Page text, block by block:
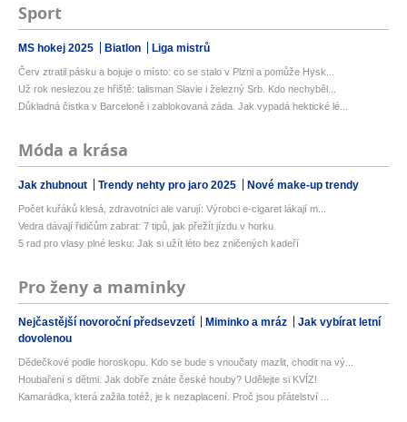
Sport
MS hokej 2025 Biatlon Liga mistrů
Červ ztratil pásku a bojuje o místo: co se stalo v Plzni a pomůže Hysk...
Už rok neslezou ze hřiště: talisman Slavie i železný Srb. Kdo nechyběl...
Důkladná čistka v Barceloně i zablokovaná záda. Jak vypadá hektické lé...
Móda a krása
Jak zhubnout Trendy nehty pro jaro 2025 Nové make-up trendy
Počet kuřáků klesá, zdravotníci ale varují: Výrobci e-cigaret lákají m...
Vedra dávají řidičům zabrat: 7 tipů, jak přežít jízdu v horku
5 rad pro vlasy plné lesku: Jak si užít léto bez zničených kadeří
Pro ženy a maminky
Nejčastější novoroční předsevzetí Miminko a mráz
Jak vybírat letní
dovolenou
Dědečkové podle horoskopu. Kdo se bude s vnoučaty mazlit, chodit na vý...
Houbaření s dětmi. Jak dobře znáte české houby? Udělejte si KVÍZ!
Kamarádka, která zažila totéž, je k nezaplacení. Proč jsou přátelství ...